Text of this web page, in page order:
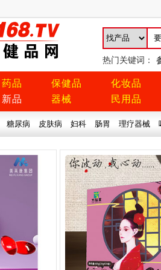
热门关键词：
药品
新品
保健品
器械
化妆品
民用品
糖尿病 皮肤病 妇科 肠胃 理疗器械